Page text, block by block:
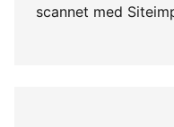
scannet med